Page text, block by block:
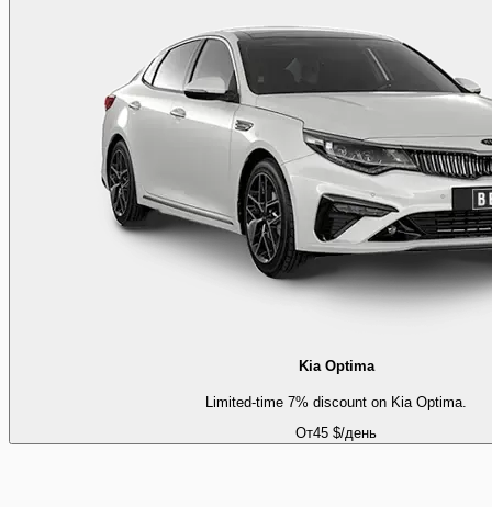
Kia Optima
Limited-time 7% discount on Kia Optima.
От45 $/день